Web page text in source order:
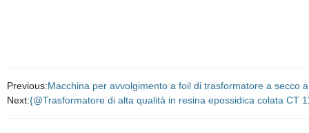
Previous:Macchina per avvolgimento a foil di trasformatore a secco
Next:{@Trasformatore di alta qualità in resina epossidica colata CT